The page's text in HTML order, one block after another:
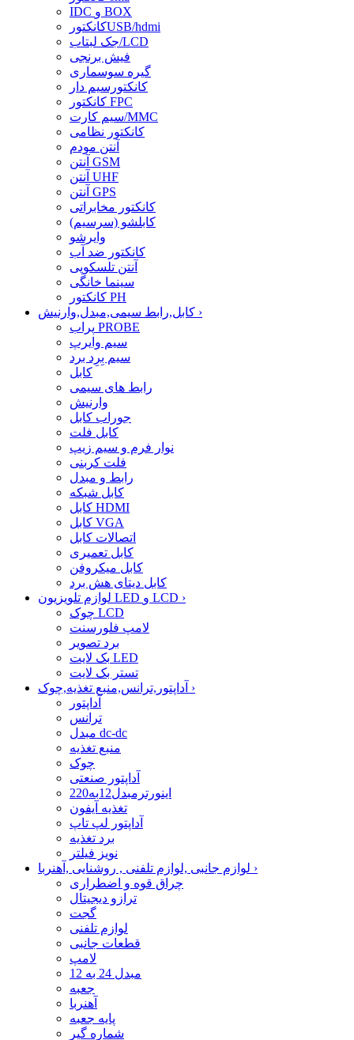
IDC و BOX
کانکتورUSB/hdmi
جک لبتاب/LCD
فیش برنجی
گیره سوسماری
کانکتورسیم دار
کانکتور FPC
سیم کارت/MMC
کانکتور نظامی
آنتن مودم
آنتن GSM
آنتن UHF
آنتن GPS
کانکتور مخابراتی
کابلشو (سرسیم)
وایرشو
کانکتور ضد آب
آنتن تلسکوپی
سینما خانگی
کانکتور PH
›
پراب PROBE
سیم وایرپ
سیم بِرِد برد
کابل
رابط های سیمی
وارنیش
جوراب کابل
کابل فلت
نوار فرم و سیم زیپ
فلت کربنی
رابط و مبدل
کابل شبکه
کابل HDMI
کابل VGA
اتصالات کابل
کابل تعمیری
کابل میکروفن
کابل دیتای هش برد
لوازم تلویزیون LED و LCD ›
چوک LCD
لامپ فلورسنت
برد تصویر
بک لایت LED
تستر بک لایت
›
آداپتور
ترانس
مبدل dc-dc
منبع تغذیه
چوک
آداپتور صنعتی
اینورترمبدل12به220
تغذیه آیفون
آداپتور لپ تاپ
برد تغذیه
نویز فیلتر
›
چراق قوه و اضطراری
ترازو دیجیتال
گجت
لوازم تلفنی
قطعات جانبی
لامپ
مبدل 24 به 12
جعبه
آهنربا
پایه جعبه
شماره گیر